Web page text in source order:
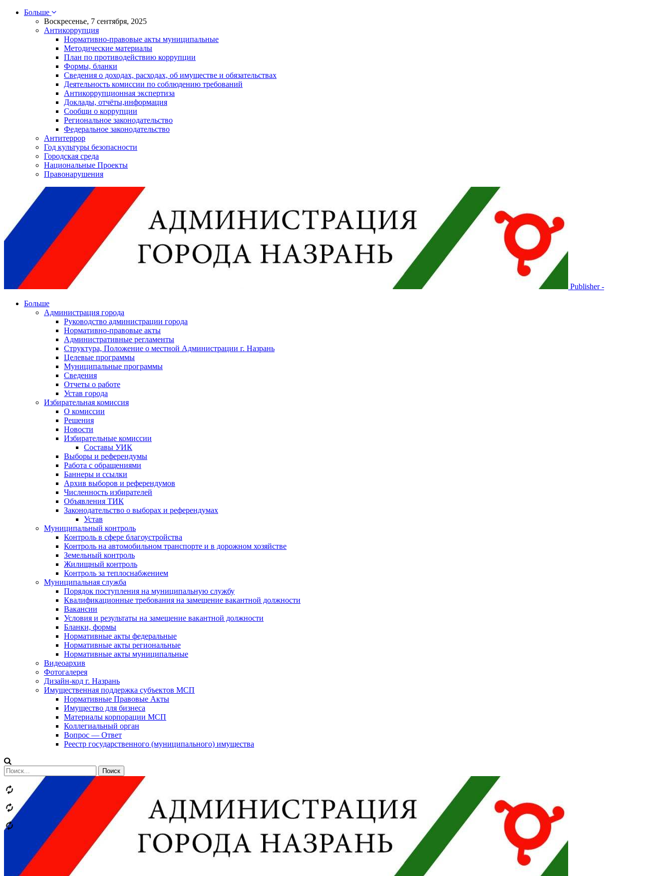
Больше
Воскресенье, 7 сентября, 2025
Антикоррупция
Нормативно-правовые акты муниципальные
Методические материалы
План по противодействию коррупции
Формы, бланки
Сведения о доходах, расходах, об имуществе и обязательствах
Деятельность комиссии по соблюдению требований
Антикоррупционная экспертиза
Доклады, отчёты,информация
Сообщи о коррупции
Региональное законодательство
Федеральное законодательство
Антитеррор
Год культуры безопасности
Городская среда
Национальные Проекты
Правонарушения
Publisher -
Больше
Администрация города
Руководство администрации города
Нормативно-правовые акты
Административные регламенты
Структура, Положение о местной Администрации г. Назрань
Целевые программы
Муниципальные программы
Сведения
Отчеты о работе
Устав города
Избирательная комиссия
О комиссии
Решения
Новости
Избирательные комиссии
Составы УИК
Выборы и референдумы
Работа с обращениями
Баннеры и ссылки
Архив выборов и референдумов
Численность избирателей
Объявления ТИК
Законодательство о выборах и референдумах
Устав
Муниципальный контроль
Контроль в сфере благоустройства
Контроль на автомобильном транспорте и в дорожном хозяйстве
Земельный контроль
Жилищный контроль
Контроль за теплоснабжением
Муниципальная служба
Порядок поступления на муниципальную службу
Квалификационные требования на замещение вакантной должности
Вакансии
Условия и результаты на замещение вакантной должности
Бланки, формы
Нормативные акты федеральные
Нормативные акты региональные
Нормативные акты муниципальные
Видеоархив
Фотогалерея
Дизайн-код г. Назрань
Имущественная поддержка субъектов МСП
Нормативные Правовые Акты
Имущество для бизнеса
Материалы корпорации МСП
Коллегиальный орган
Вопрос — Ответ
Реестр государственного (муниципального) имущества
Сообщений
категории
Теги